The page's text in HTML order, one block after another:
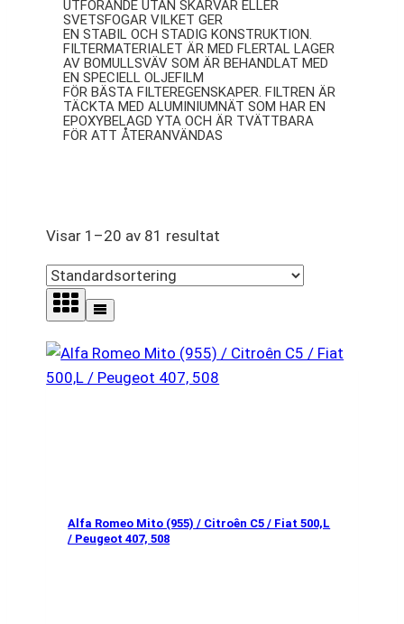
UTFÖRANDE UTAN SKARVAR ELLER
SVETSFOGAR VILKET GER
EN STABIL OCH STADIG KONSTRUKTION.
FILTERMATERIALET ÄR MED FLERTAL LAGER
AV BOMULLSVÄV SOM ÄR BEHANDLAT MED
EN SPECIELL OLJEFILM
FÖR BÄSTA FILTEREGENSKAPER. FILTREN ÄR
TÄCKTA MED ALUMINIUMNÄT SOM HAR EN
EPOXYBELAGD YTA OCH ÄR TVÄTTBARA
FÖR ATT ÅTERANVÄNDAS
Visar 1–20 av 81 resultat
Alfa Romeo Mito (955) / Citroên C5 / Fiat 500,L
/ Peugeot 407, 508